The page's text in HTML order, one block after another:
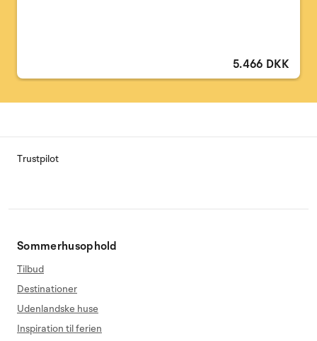
5.466 DKK
Trustpilot
Sommerhusophold
Tilbud
Destinationer
Udenlandske huse
Inspiration til ferien